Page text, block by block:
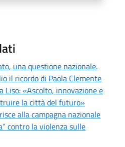
una questione nazionale.
il ricordo di Paola Clemente
Liso: «Ascolto, innovazione e
la città del futuro»
alla campagna nazionale
contro la violenza sulle